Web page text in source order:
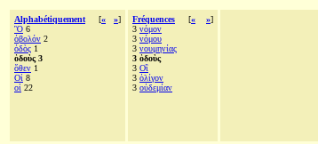
Alphabétiquement [« »]
Ὃ 6
ὀβολόν 2
ὁδὸς 1
ὁδοὺς 3
ὅθεν 1
Οἱ 8
οἱ 22
Fréquences [« »]
3 νόμον
3 νόμου
3 νουμηνίας
3 ὁδοὺς
3 Οἳ
3 ὀλίγον
3 οὐδεμίαν